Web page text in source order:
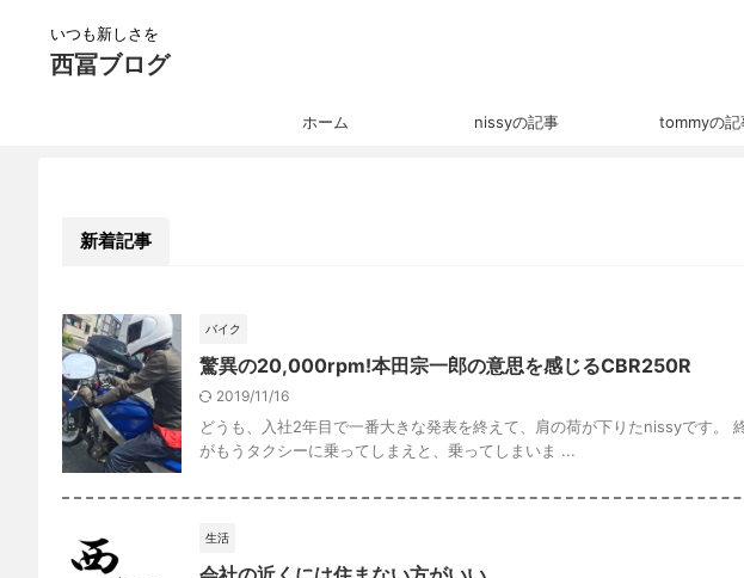
いつも新しさを
西冨ブログ
ホーム nissyの記事 tommyの記
新着記事
バイク
驚異の20,000rpm!本田宗一郎の意思を感じるCBR250R
2019/11/16
どうも、入社2年目で一番大きな発表を終えて、肩の荷が下りたnissyです。
がもうタクシーに乗ってしまえと、乗ってしまいま ...
生活